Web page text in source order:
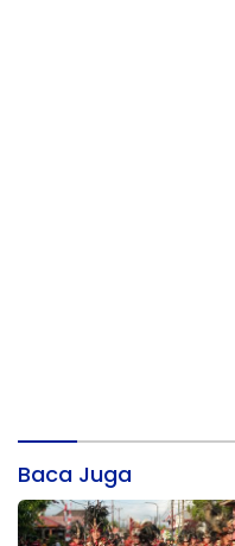
Baca Juga